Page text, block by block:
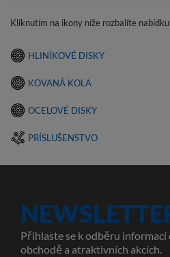
Kliknutím na ikony níže rozbalíte
HLINÍKOVÉ DISKY
KOVANÁ KOLA
OCELOVÉ DISKY
PRÍSLUŠENSTVO
Přihlaste se k odběru informací
obchodě a atraktivních akcích.